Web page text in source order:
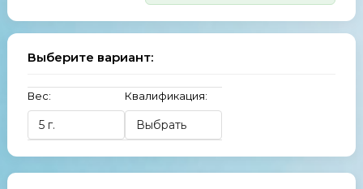
Выберите вариант:
Вес: Квалификация: